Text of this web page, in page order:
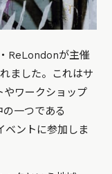
ReLondonが主催
ました。これはサ
やワークショップ
一つである
ントに参加しま